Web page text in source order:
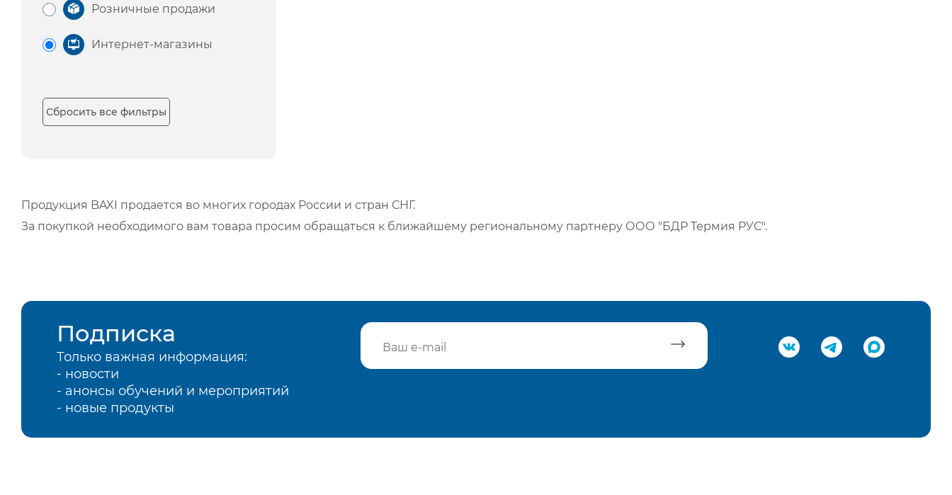
Розничные продажи
Интернет-магазины
Сбросить все фильтры
Продукция BAXI продается во многих городах России и стран СНГ.
За покупкой необходимого вам товара просим обращаться к ближайшему региональному партнеру ООО "БДР Термия РУС".
Подписка
Только важная информация:
- новости
- анонсы обучений и мероприятий
- новые продукты